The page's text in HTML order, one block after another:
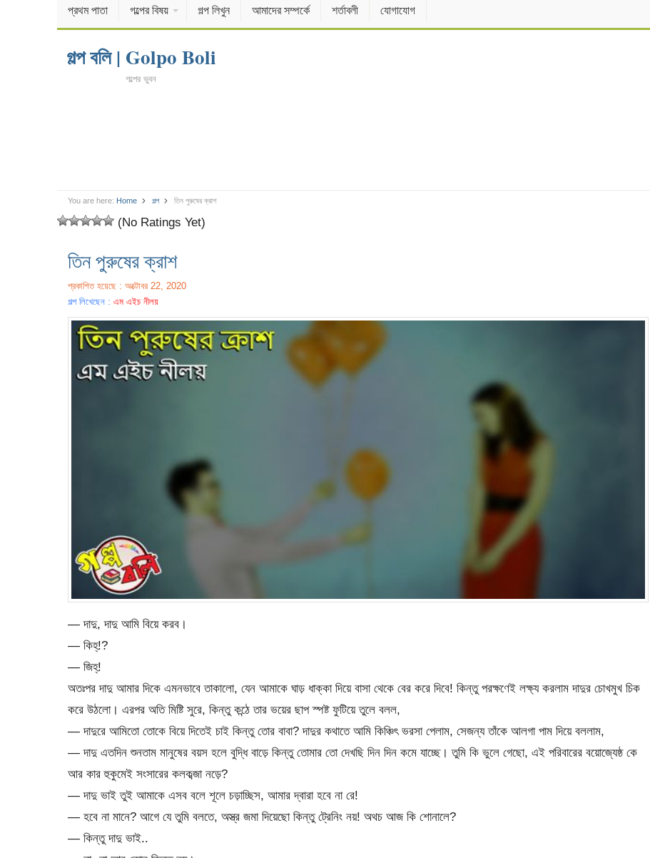
প্রথম পাতা গল্পের বিষয় গল্প লিখুন আমাদের সম্পর্কে শর্তাবলী যোগাযোগ
গল্প বলি | Golpo Boli
গল্পের ভুবন
You are here: Home গল্প তিন পুরুষের ক্রাশ
(No Ratings Yet)
তিন পুরুষের ক্রাশ
প্রকাশিত হয়েছে : অক্টোবর 22, 2020
গল্প লিখেছেন : এম এইচ নীলয়
— দাদু, দাদু আমি বিয়ে করব।
— কিহ্!?
— জিহ্!
অতঃপর দাদু আমার দিকে এমনভাবে তাকালো, যেন আমাকে ঘাড় ধাক্কা দিয়ে বাসা থেকে বের করে দিবে! কিন্তু পরক্ষণেই লক্ষ্য করলাম দাদুর চোখমুখ চিক
করে উঠলো। এরপর অতি মিষ্টি সুরে, কিন্তু কন্ঠে তার ভয়ের ছাপ স্পষ্ট ফুটিয়ে তুলে বলল,
— দাদুরে আমিতো তোকে বিয়ে দিতেই চাই কিন্তু তোর বাবা? দাদুর কথাতে আমি কিঞ্চিৎ ভরসা পেলাম, সেজন্য তাঁকে আলগা পাম দিয়ে বললাম,
— দাদু এতদিন শুনতাম মানুষের বয়স হলে বুদ্ধি বাড়ে কিন্তু তোমার তো দেখছি দিন দিন কমে যাচ্ছে। তুমি কি ভুলে গেছো, এই পরিবারের বয়োজ্যেষ্ঠ কে
আর কার হুকুমেই সংসারের কলকব্জা নড়ে?
— দাদু ভাই তুই আমাকে এসব বলে শূলে চড়াচ্ছিস, আমার দ্বারা হবে না রে!
— হবে না মানে? আগে যে তুমি বলতে, অস্ত্র জমা দিয়েছো কিন্তু ট্রেনিং নয়! অথচ আজ কি শোনালে?
— কিন্তু দাদু ভাই..